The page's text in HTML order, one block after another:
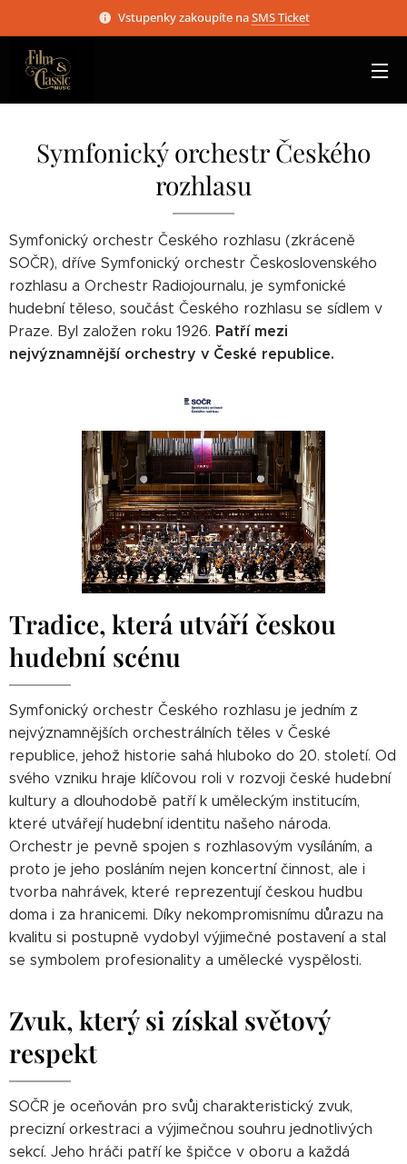
Vstupenky zakoupíte naSMS Ticket
Symfonický orchestr Českého
rozhlasu
Symfonický orchestr Českého rozhlasu (zkráceně
SOČR), dříve Symfonický orchestr Československého
rozhlasu a Orchestr Radiojournalu, je symfonické
hudební těleso, součást Českého rozhlasu se sídlem v
Praze. Byl založen roku 1926. Patří mezi
nejvýznamnější orchestry v České republice.
Tradice, která utváří českou
hudební scénu
Symfonický orchestr Českého rozhlasu je jedním z
nejvýznamnějších orchestrálních těles v České
republice, jehož historie sahá hluboko do 20. století. Od
svého vzniku hraje klíčovou roli v rozvoji české hudební
kultury a dlouhodobě patří k uměleckým institucím,
které utvářejí hudební identitu našeho národa.
Orchestr je pevně spojen s rozhlasovým vysíláním, a
proto je jeho posláním nejen koncertní činnost, ale i
tvorba nahrávek, které reprezentují českou hudbu
doma i za hranicemi. Díky nekompromisnímu důrazu na
kvalitu si postupně vydobyl výjimečné postavení a stal
se symbolem profesionality a umělecké vyspělosti.
Zvuk, který si získal světový
respekt
SOČR je oceňován pro svůj charakteristický zvuk,
precizní orkestraci a výjimečnou souhru jednotlivých
sekcí. Jeho hráči patří ke špičce v oboru a každá